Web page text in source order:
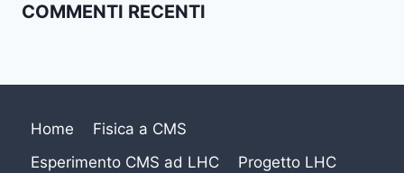
COMMENTI RECENTI
Home
Fisica a CMS
Esperimento CMS ad LHC
Progetto LHC